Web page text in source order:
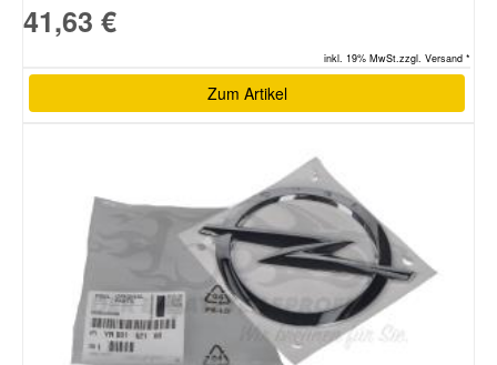
41,63 €
inkl. 19% MwSt.zzgl. Versand *
Zum Artikel